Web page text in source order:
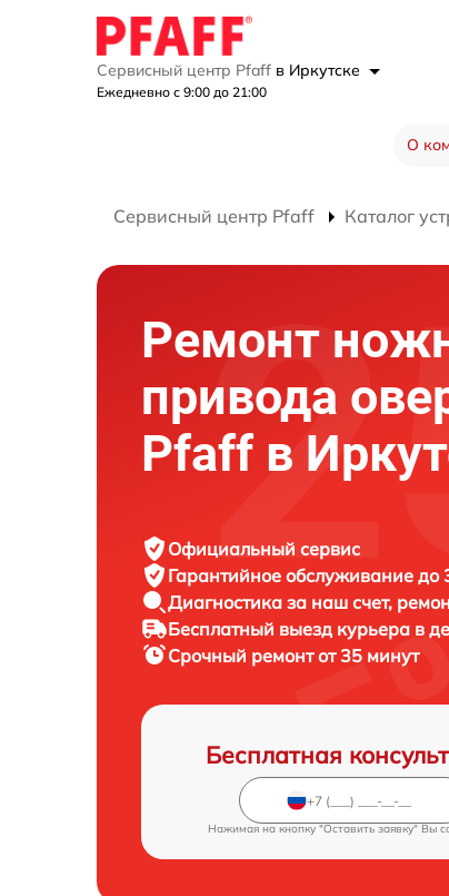
Сервисный центр Pfaff в Иркутске
Ежедневно с 9:00 до 21:00
О
Сервисный центр Pfaff Каталог
Ремонт
привода
Pfaff в
Официальный сервис
Гарантийное обслуживание до
Диагностика за наш счет,
Бесплатный выезд курьера в
Срочный ремонтот 35 минут
Бесплатная
Нажимая на кнопку "Оставить заявку" Вы